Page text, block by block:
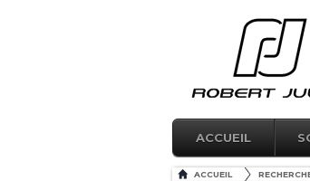
ACCUEIL
ACCUEIL